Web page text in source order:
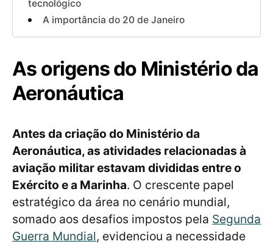
tecnológico
A importância do 20 de Janeiro
As origens do Ministério da
Aeronáutica
Antes da criação do Ministério da
Aeronáutica, as atividades relacionadas à
aviação militar estavam divididas entre o
Exército e a Marinha. O crescente papel
estratégico da área no cenário mundial,
somado aos desafios impostos pela Segunda
Guerra Mundial, evidenciou a necessidade